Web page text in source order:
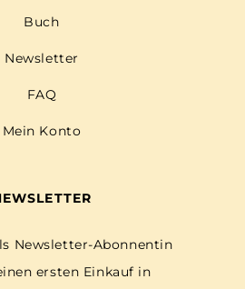
Buch
Newsletter
FAQ
Mein Konto
Newsletter-Abonnentin
ersten Einkauf in